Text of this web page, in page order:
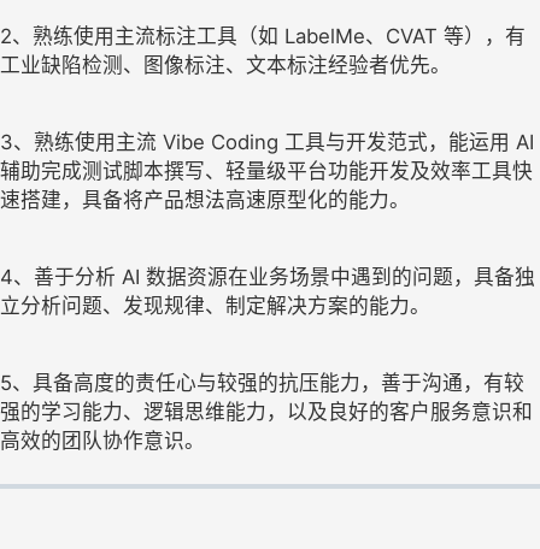
2、熟练使用主流标注工具（如 LabelMe、CVAT 等），有
工业缺陷检测、图像标注、文本标注经验者优先。
3、熟练使用主流 Vibe Coding 工具与开发范式，能运用 AI
辅助完成测试脚本撰写、轻量级平台功能开发及效率工具快
速搭建，具备将产品想法高速原型化的能力。
4、善于分析 AI 数据资源在业务场景中遇到的问题，具备独
立分析问题、发现规律、制定解决方案的能力。
5、具备高度的责任心与较强的抗压能力，善于沟通，有较
强的学习能力、逻辑思维能力，以及良好的客户服务意识和
高效的团队协作意识。